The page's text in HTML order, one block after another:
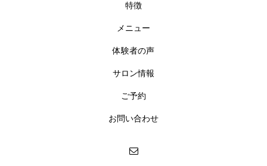
特徴
メニュー
体験者の声
サロン情報
ご予約
お問い合わせ